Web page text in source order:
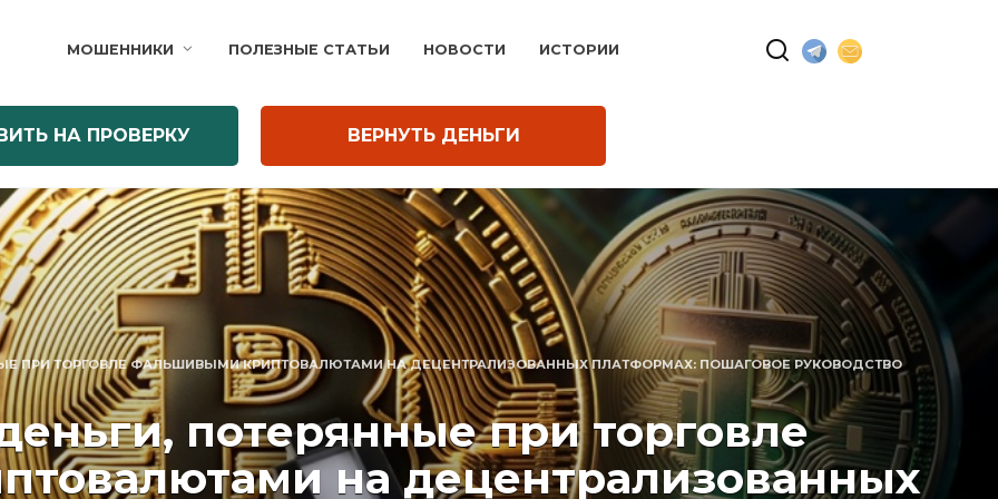
МОШЕННИКИ ПОЛЕЗНЫЕ СТАТЬИ НОВОСТИ ИСТОРИИ
НА ПРОВЕРКУ ВЕРНУТЬ ДЕНЬГИ
ПРИ ТОРГОВЛЕ ФАЛЬШИВЫМИ КРИПТОВАЛЮТАМИ НА ДЕЦЕНТРАЛИЗОВАННЫХ ПЛАТФОРМАХ: ПОШАГОВОЕ РУКОВОДСТВО
потерянные при торговле
на децентрализованных